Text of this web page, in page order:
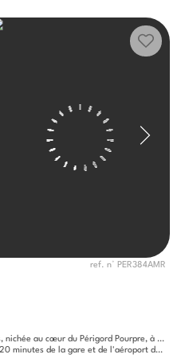
ref. n° PER384AMR
Belle maison périgourdine sans vis-à-vis, nichée au cœur du Périgord Pourpre, à deux pas des sites touristiques et des prestigieux vignobles.
et de l'aéroport de Bergerac, 30 minutes du centre de...